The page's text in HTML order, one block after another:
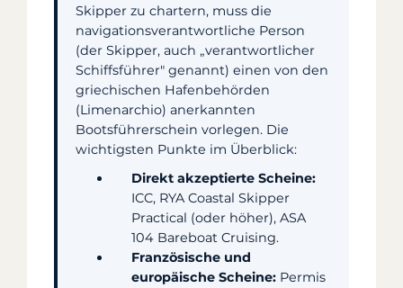
Skipper zu chartern, muss die
navigationsverantwortliche Person
(der Skipper, auch „verantwortlicher
Schiffsführer" genannt) einen von den
griechischen Hafenbehörden
(Limenarchio) anerkannten
Bootsführerschein vorlegen. Die
wichtigsten Punkte im Überblick:
Direkt akzeptierte Scheine:
ICC, RYA Coastal Skipper
Practical (oder höher), ASA
104 Bareboat Cruising.
Französische und
europäische Scheine: Permis